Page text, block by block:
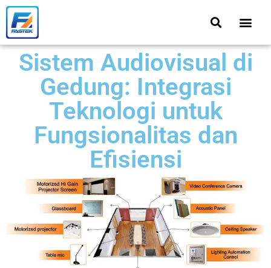
Sistem Audiovisual di
Gedung: Integrasi
Teknologi untuk
Fungsionalitas dan
Efisiensi